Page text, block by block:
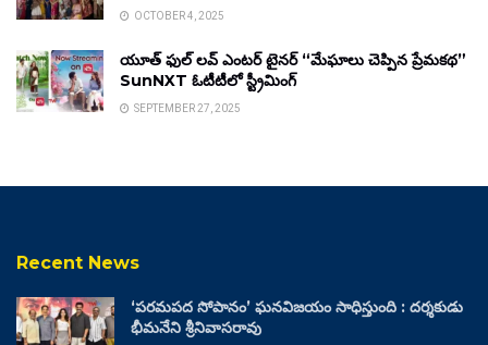
OCTOBER 4, 2025
యూత్ ఫుల్ లవ్ ఎంటర్ టైనర్ “మేఘాలు చెప్పిన ప్రేమకథ”
SunNXT ఓటీటీలో స్ట్రీమింగ్
SEPTEMBER 27, 2025
Recent News
‘పరమపద సోపానం’ ఘనవిజయం సాధిస్తుంది : దర్శకుడు
భీమనేని శ్రీనివాసరావు